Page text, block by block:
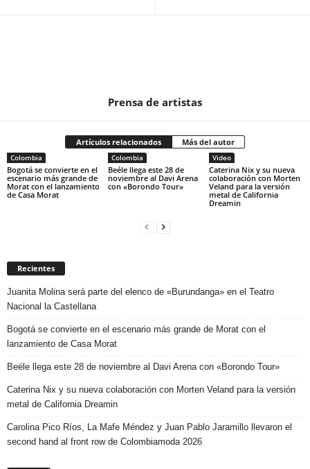
Prensa de artistas
Artículos relacionados Más del autor
Colombia
Bogotá se convierte en el
escenario más grande de
Morat con el lanzamiento
de Casa Morat
Colombia
Beéle llega este 28 de
noviembre al Davi Arena
con «Borondo Tour»
Video
Caterina Nix y su nueva
colaboración con Morten
Veland para la versión
metal de California
Dreamin
Recientes
Juanita Molina será parte del elenco de «Burundanga» en el Teatro
Nacional la Castellana
Bogotá se convierte en el escenario más grande de Morat con el
lanzamiento de Casa Morat
Beéle llega este 28 de noviembre al Davi Arena con «Borondo Tour»
Caterina Nix y su nueva colaboración con Morten Veland para la versión
metal de California Dreamin
Carolina Pico Ríos, La Mafe Méndez y Juan Pablo Jaramillo llevaron el
second hand al front row de Colombiamoda 2026